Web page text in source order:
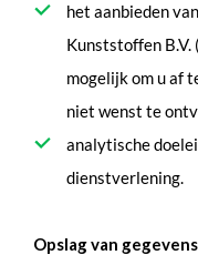
het aanbieden
Kunststoffen
mogelijk om u af
niet wenst te
analytische
dienstverlening.
Opslag van gegevens